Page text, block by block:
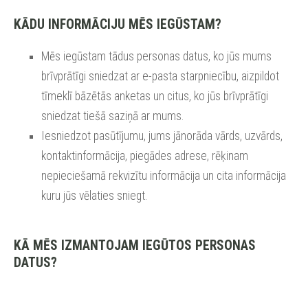
KĀDU INFORMĀCIJU MĒS IEGŪSTAM?
Mēs iegūstam tādus personas datus, ko jūs mums
brīvprātīgi sniedzat ar e-pasta starpniecību, aizpildot
tīmeklī bāzētās anketas un citus, ko jūs brīvprātīgi
sniedzat tiešā saziņā ar mums.
Iesniedzot pasūtījumu, jums jānorāda vārds, uzvārds,
kontaktinformācija, piegādes adrese, rēķinam
nepieciešamā rekvizītu informācija un cita informācija
kuru jūs vēlaties sniegt.
KĀ MĒS IZMANTOJAM IEGŪTOS PERSONAS
DATUS?